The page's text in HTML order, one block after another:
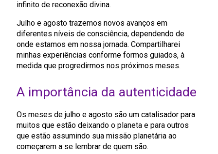
infinito de reconexão divina.
Julho e agosto trazemos novos avanços em
diferentes níveis de consciência, dependendo de
onde estamos em nossa jornada. Compartilharei
minhas experiências conforme formos guiados, à
medida que progredirmos nos próximos meses.
A importância da autenticidade
Os meses de julho e agosto são um catalisador para
muitos que estão deixando o planeta e para outros
que estão assumindo sua missão planetária ao
começarem a se lembrar de quem são.